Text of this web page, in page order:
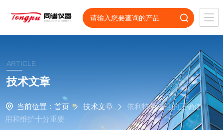
ARTICLE
技术文章
当前位置： 首页 技术文章
依利特色谱柱的正确使
用和维护十分重要